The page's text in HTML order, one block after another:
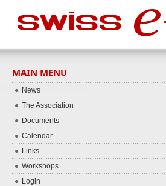
MAIN MENU
News
The Association
Documents
Calendar
Links
Workshops
Login